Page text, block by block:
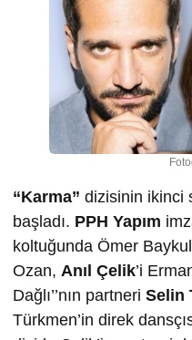
“Karma” dizisinin ikinci
başladı. PPH Yapım
koltuğunda Ömer
Ozan, Anıl Çelik’i
Dağlı’’nın partneri Selin
Türkmen’in direk